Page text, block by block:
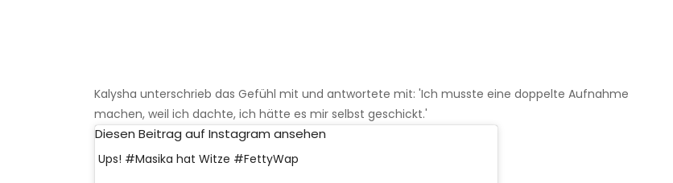
Kalysha unterschrieb das Gefühl mit und antwortete mit: 'Ich musste eine doppelte Aufnahme
machen, weil ich dachte, ich hätte es mir selbst geschickt.'
Diesen Beitrag auf Instagram ansehen
Ups! #Masika hat Witze #FettyWap